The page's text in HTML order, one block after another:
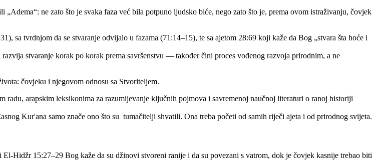
ne zato što je svaka faza već bila potpuno ljudsko biće, nego zato što je, prema ovom istraživanju, čovjek
sa tvrdnjom da se stvaranje odvijalo u fazama (71:14–15), te sa ajetom 28:69 koji kaže da Bog „stvara šta hoće i
stvaranje korak po korak prema savršenstvu — također čini proces vođenog razvoja prirodnim, a ne
čovjeku i njegovom odnosu sa Stvoriteljem.
radu, arapskim leksikonima za razumijevanje ključnih pojmova i savremenoj naučnoj literaturi o ranoj historiji
Kur'ana samo znače ono što su tumačitelji shvatili. Ona treba početi od samih riječi ajeta i od prirodnog svijeta.
Hidžr 15:27–29 Bog kaže da su džinovi stvoreni ranije i da su povezani s vatrom, dok je čovjek kasnije trebao biti